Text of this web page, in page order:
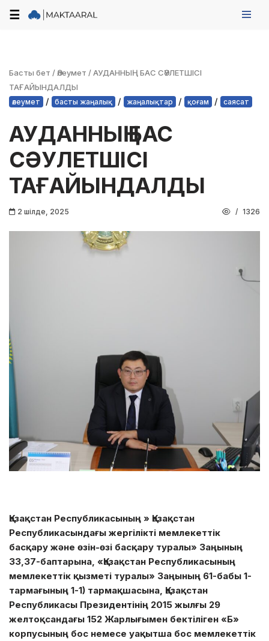
☰
Басты бет /Әлеумет /АУДАННЫҢ БАС СӘУЛЕТШІСІ
ТАҒАЙЫНДАЛДЫ
әлеумет / басты жаңалық / жаңалықтар / қоғам / саясат
АУДАННЫҢ БАС
СӘУЛЕТШІСІ
ТАҒАЙЫНДАЛДЫ
2 шілде, 2025 1326
Қазақстан Республикасының » Қазақстан
Республикасындағы жергілікті мемлекеттік
басқару және өзін-өзі басқару туралы» Заңының
33,37-баптарына, «Қазақстан Республикасының
мемлекеттік қызметі туралы» Заңының 61-бабы 1-
тармағының 1-1) тармақшасына, Қазақстан
Республикасы Президентінің 2015 жылғы 29
желтоқсандағы 152 Жарлығымен бектіліген «Б»
корпусының бос немесе уақытша бос мемлекеттік